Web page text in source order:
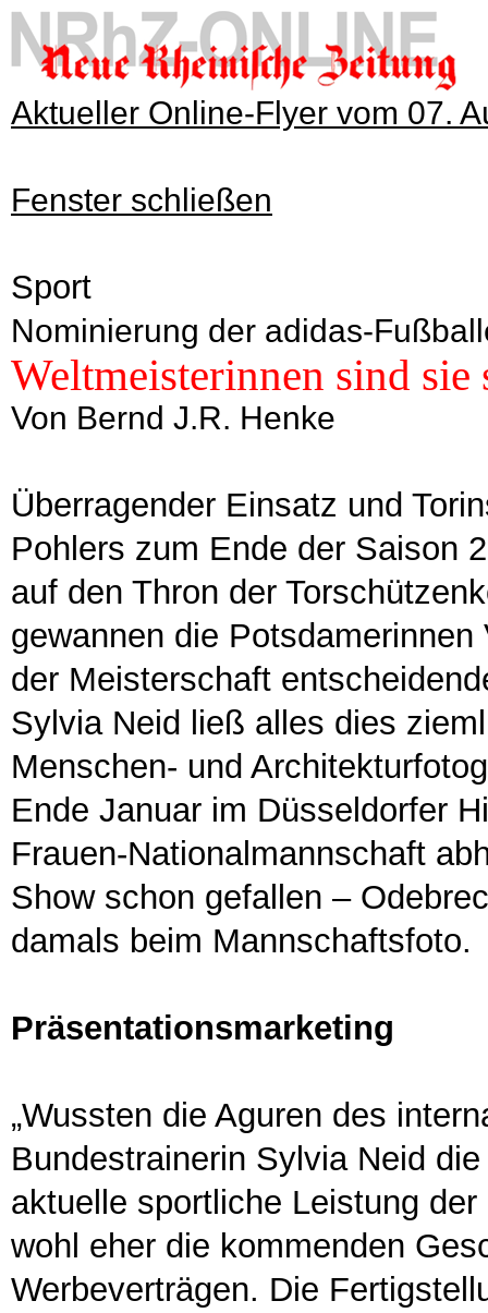
Aktueller Online-Flyer vom 07.
Fenster schließen
Sport
Nominierung der adidas-
Weltmeisterinnen sind sie
Von Bernd J.R. Henke
Überragender Einsatz und
Pohlers zum Ende der Saison
auf den Thron der
gewannen die
der Meisterschaft
Sylvia Neid ließ alles dies
Menschen- und
Ende Januar im Düsseldorfer
Frauen-Nationalmannschaft
Show schon gefallen –
damals beim Mannschaftsfoto.
Präsentationsmarketing
„Wussten die Aguren des
Bundestrainerin Sylvia Neid
aktuelle sportliche Leistung
wohl eher die kommenden
Werbeverträgen. Die